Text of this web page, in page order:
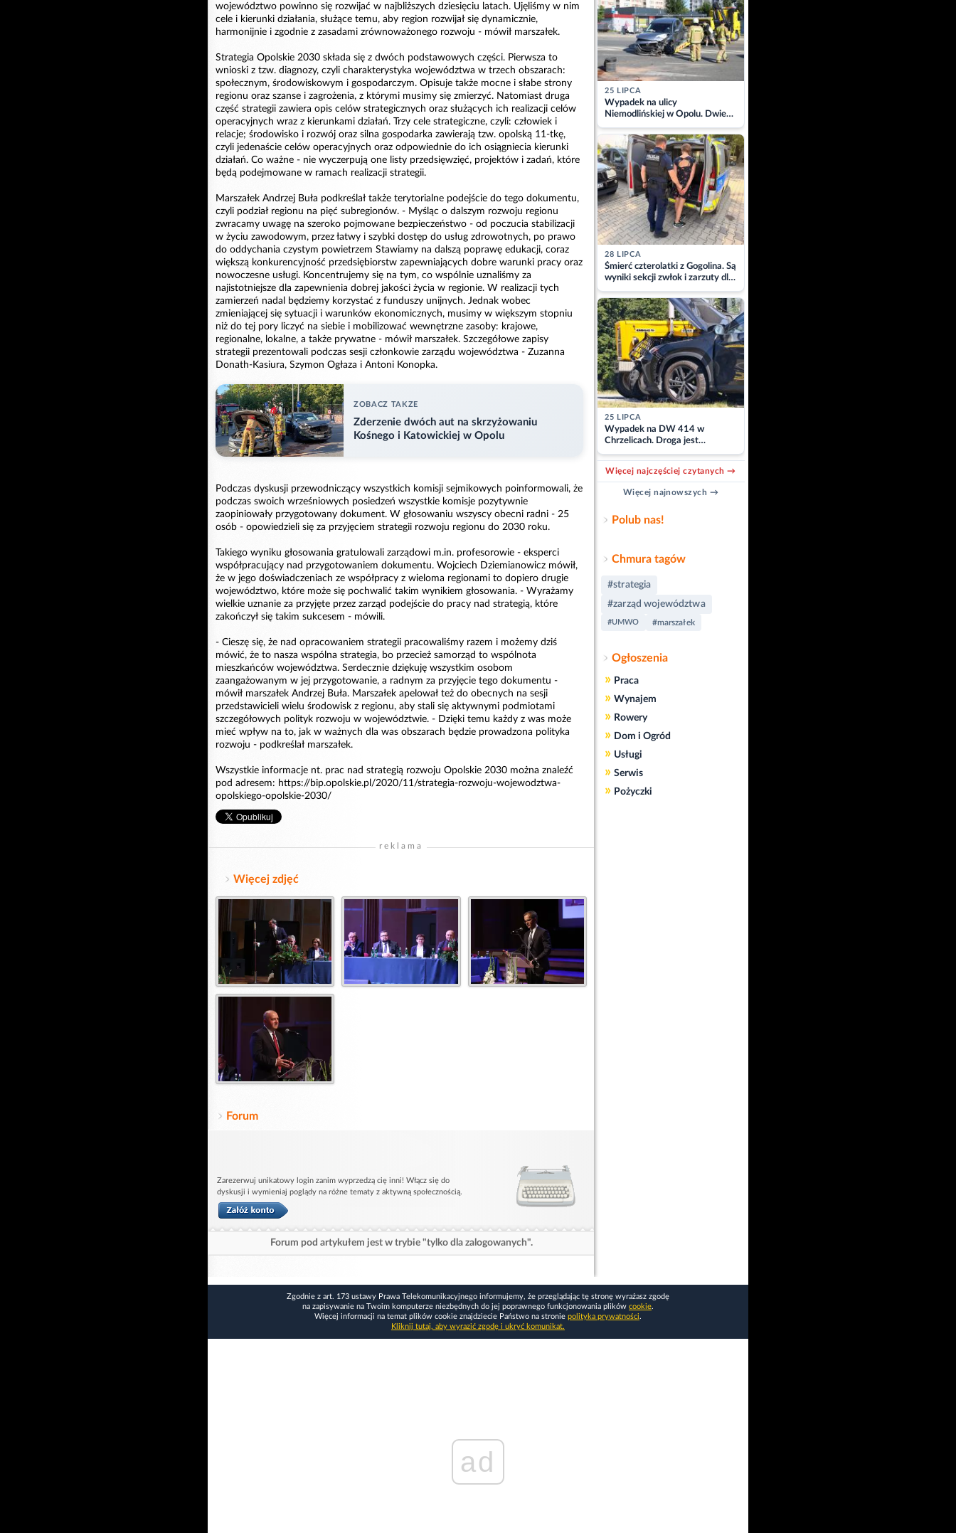
województwo powinno się rozwijać w najbliższych dziesięciu latach. Ujęliśmy w nim
cele i kierunki działania, służące temu, aby region rozwijał się dynamicznie,
harmonijnie i zgodnie z zasadami zrównoważonego rozwoju - mówił marszałek.
Strategia Opolskie 2030 składa się z dwóch podstawowych części. Pierwsza to
wnioski z tzw. diagnozy, czyli charakterystyka województwa w trzech obszarach:
społecznym, środowiskowym i gospodarczym. Opisuje także mocne i słabe strony
regionu oraz szanse i zagrożenia, z którymi musimy się zmierzyć. Natomiast druga
część strategii zawiera opis celów strategicznych oraz służących ich realizacji celów
operacyjnych wraz z kierunkami działań. Trzy cele strategiczne, czyli: człowiek i
relacje; środowisko i rozwój oraz silna gospodarka zawierają tzw. opolską 11-tkę,
czyli jedenaście celów operacyjnych oraz odpowiednie do ich osiągniecia kierunki
działań. Co ważne - nie wyczerpują one listy przedsięwzięć, projektów i zadań, które
będą podejmowane w ramach realizacji strategii.
Marszałek Andrzej Buła podkreślał także terytorialne podejście do tego dokumentu,
czyli podział regionu na pięć subregionów. - Myśląc o dalszym rozwoju regionu
zwracamy uwagę na szeroko pojmowane bezpieczeństwo - od poczucia stabilizacji
w życiu zawodowym, przez łatwy i szybki dostęp do usług zdrowotnych, po prawo
do oddychania czystym powietrzem Stawiamy na dalszą poprawę edukacji, coraz
większą konkurencyjność przedsiębiorstw zapewniających dobre warunki pracy oraz
nowoczesne usługi. Koncentrujemy się na tym, co wspólnie uznaliśmy za
najistotniejsze dla zapewnienia dobrej jakości życia w regionie. W realizacji tych
zamierzeń nadal będziemy korzystać z funduszy unijnych. Jednak wobec
zmieniającej się sytuacji i warunków ekonomicznych, musimy w większym stopniu
niż do tej pory liczyć na siebie i mobilizować wewnętrzne zasoby: krajowe,
regionalne, lokalne, a także prywatne - mówił marszałek. Szczegółowe zapisy
strategii prezentowali podczas sesji członkowie zarządu województwa - Zuzanna
Donath-Kasiura, Szymon Ogłaza i Antoni Konopka.
ZOBACZ TAKZE
Zderzenie dwóch aut na skrzyżowaniu
Kośnego i Katowickiej w Opolu
Podczas dyskusji przewodniczący wszystkich komisji sejmikowych poinformowali, że
podczas swoich wrześniowych posiedzeń wszystkie komisje pozytywnie
zaopiniowały przygotowany dokument. W głosowaniu wszyscy obecni radni - 25
osób - opowiedzieli się za przyjęciem strategii rozwoju regionu do 2030 roku.
Takiego wyniku głosowania gratulowali zarządowi m.in. profesorowie - eksperci
współpracujący nad przygotowaniem dokumentu. Wojciech Dziemianowicz mówił,
że w jego doświadczeniach ze współpracy z wieloma regionami to dopiero drugie
województwo, które może się pochwalić takim wynikiem głosowania. - Wyrażamy
wielkie uznanie za przyjęte przez zarząd podejście do pracy nad strategią, które
zakończył się takim sukcesem - mówili.
- Cieszę się, że nad opracowaniem strategii pracowaliśmy razem i możemy dziś
mówić, że to nasza wspólna strategia, bo przecież samorząd to wspólnota
mieszkańców województwa. Serdecznie dziękuję wszystkim osobom
zaangażowanym w jej przygotowanie, a radnym za przyjęcie tego dokumentu -
mówił marszałek Andrzej Buła. Marszałek apelował też do obecnych na sesji
przedstawicieli wielu środowisk z regionu, aby stali się aktywnymi podmiotami
szczegółowych polityk rozwoju w województwie. - Dzięki temu każdy z was może
mieć wpływ na to, jak w ważnych dla was obszarach będzie prowadzona polityka
rozwoju - podkreślał marszałek.
Wszystkie informacje nt. prac nad strategią rozwoju Opolskie 2030 można znaleźć
pod adresem: https://bip.opolskie.pl/2020/11/strategia-rozwoju-wojewodztwa-
opolskiego-opolskie-2030/
reklama
Więcej zdjęć
Forum
Zarezerwuj unikatowy login zanim wyprzedzą cię inni! Włącz się do
dyskusji i wymieniaj poglądy na różne tematy z aktywną społecznością.
Forum pod artykułem jest w trybie "tylko dla zalogowanych".
25 LIPCA
Wypadek na ulicy
Niemodlińskiej w Opolu. Dwie
osoby w szpitalu
28 LIPCA
Śmierć czterolatki z Gogolina. Są
wyniki sekcji zwłok i zarzuty dla
matki
25 LIPCA
Wypadek na DW 414 w
Chrzelicach. Droga jest
zablokowana
Więcej najczęściej czytanych →
Więcej najnowszych →
Polub nas!
Chmura tagów
#strategia
#zarząd województwa
#UMWO #marszałek
Ogłoszenia
» Praca
» Wynajem
» Rowery
» Dom i Ogród
» Usługi
» Serwis
» Pożyczki
Zgodnie z art. 173 ustawy Prawa Telekomunikacyjnego informujemy, że przeglądając tę stronę wyrażasz zgodę
na zapisywanie na Twoim komputerze niezbędnych do jej poprawnego funkcjonowania plików cookie.
Więcej informacji na temat plików cookie znajdziecie Państwo na stronie polityka prywatności.
Kliknij tutaj, aby wyrazić zgodę i ukryć komunikat.
ad